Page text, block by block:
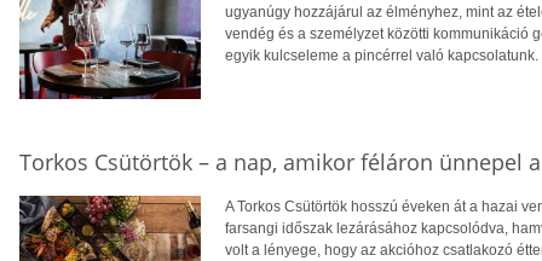
ugyanúgy hozzájárul az élményhez, mint az
vendég és a személyzet közötti kommunikáció
egyik kulcseleme a pincérrel való kapcsolatunk.
Torkos Csütörtök – a nap, amikor féláron ünnepel
A Torkos Csütörtök hosszú éveken át a hazai
farsangi időszak lezárásához kapcsolódva,
volt a lényege, hogy az akcióhoz csatlakozó